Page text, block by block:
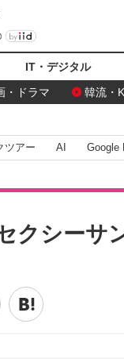
IT・デジタル
・ドラマ
韓流・
ツアー AI Google
クシーサ